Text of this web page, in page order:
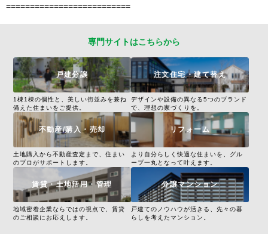
==========================
専門サイトはこちらから
戸建分譲
1棟1棟の個性と、美しい街並みを兼ね
備えた住まいをご提供。
注文住宅・建て替え
デザインや設備の異なる5つのブランド
で、理想の家づくりを。
不動産/購入・売却
土地購入から不動産査定まで、住まい
のプロがサポートします。
リフォーム
より自分らしく快適な住まいを、グル
ープ一丸となって叶えます。
賃貸・土地活用・管理
地域密着企業ならではの視点で、賃貸
のご相談にお応えします。
分譲マンション
戸建てのノウハウが活きる、先々の暮
らしを考えたマンション。